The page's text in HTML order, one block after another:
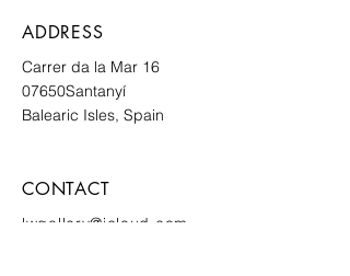
ADDRESS
Carrer da la Mar 16
07650Santanyí
Balearic Isles, Spain
CONTACT
lwgallery@icloud.com